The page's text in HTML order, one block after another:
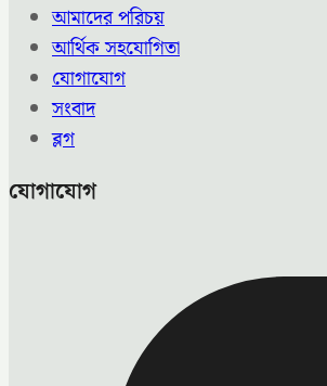
আমাদের পরিচয়
আর্থিক সহযোগিতা
যোগাযোগ
সংবাদ
ব্লগ
যোগাযোগ